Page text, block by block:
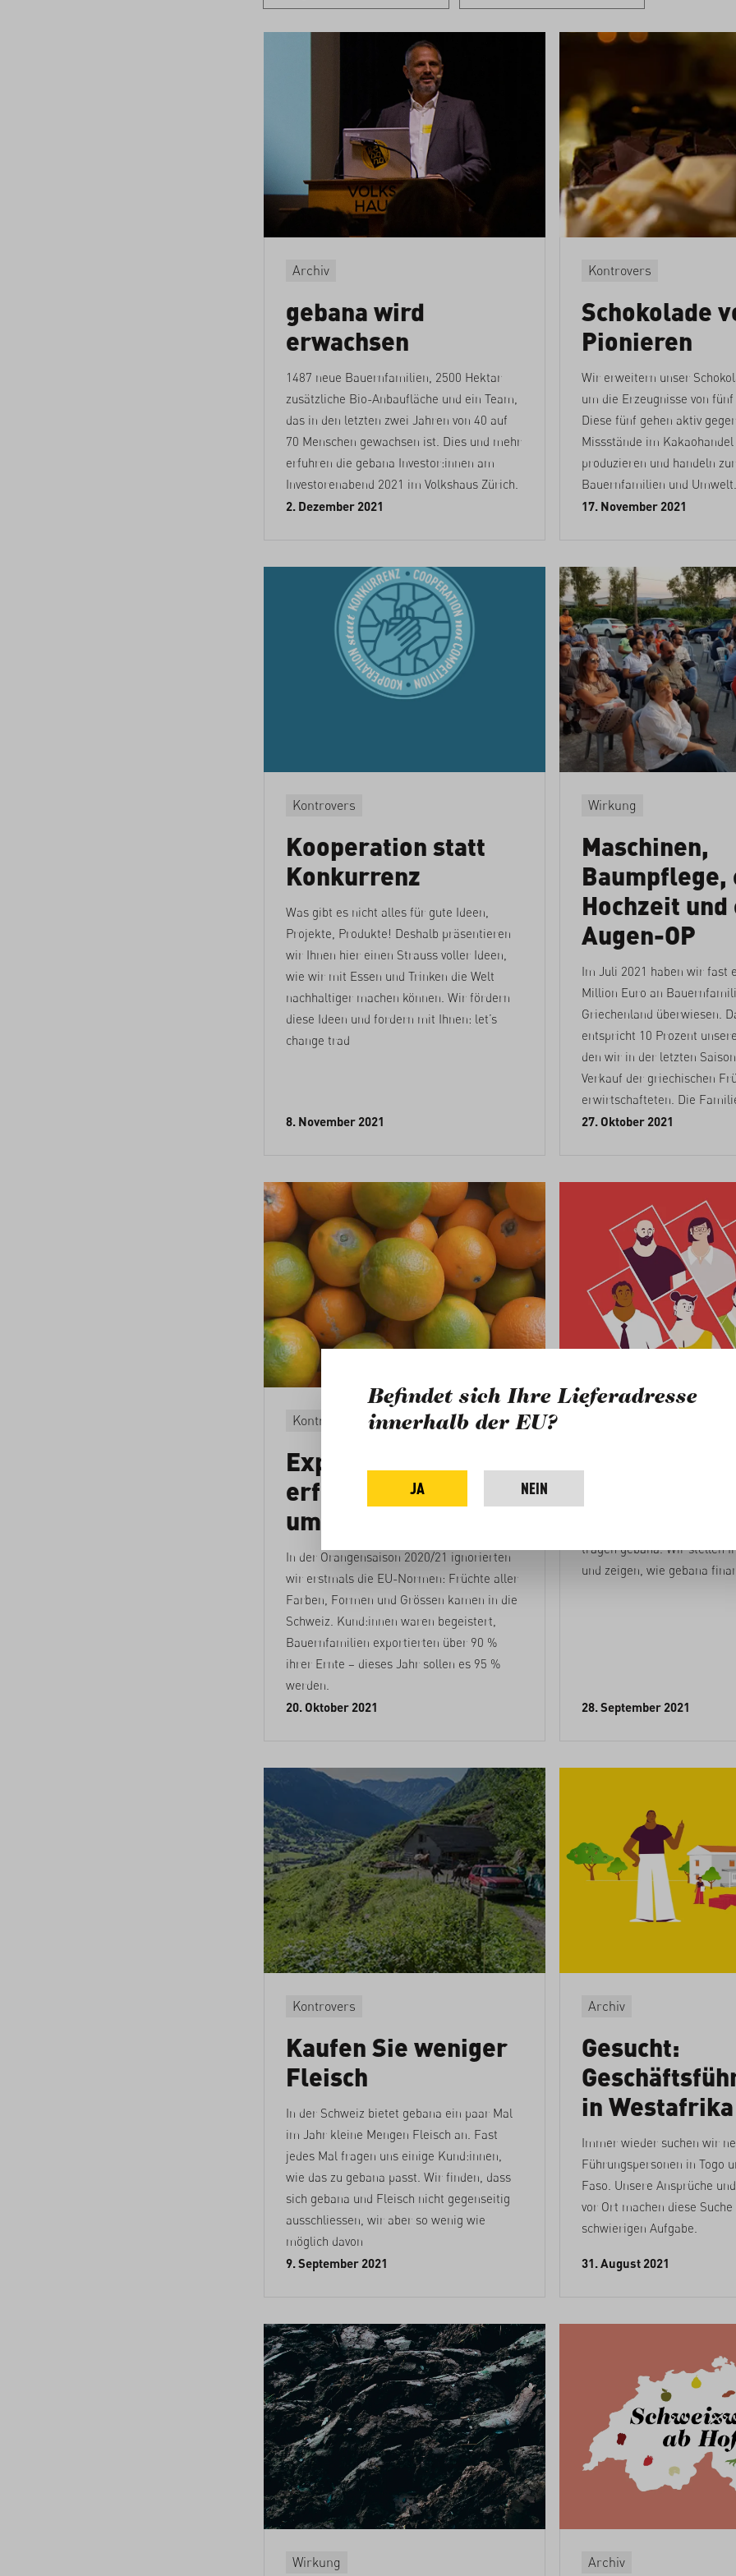
Archiv
gebana wird
erwachsen
1487 neue Bauernfamilien, 2500 Hektar
zusätzliche Bio-Anbaufläche und ein Team,
das in den letzten zwei Jahren von 40 auf
70 Menschen gewachsen ist. Dies und mehr
erfuhren die gebana Investor:innen am
Investorenabend 2021 im Volkshaus Zürich.
2. Dezember 2021
Kontrovers
Schokolade
Pionieren
Wir erweitern unser
um die Erzeugnisse von
Diese fünf gehen aktiv
Missstände im Kakaohandel
produzieren und handeln
Bauernfamilien und Umwelt.
17. November 2021
Kontrovers
Kooperation statt
Konkurrenz
Was gibt es nicht alles für gute Ideen,
Projekte, Produkte! Deshalb präsentieren
wir Ihnen hier einen Strauss voller Ideen,
wie wir mit Essen und Trinken die Welt
nachhaltiger machen können. Wir fördern
diese Ideen und fordern mit Ihnen: let’s
change trad
8. November 2021
Wirkung
Maschinen,
Baumpflege,
Hochzeit und
Augen-OP
Im Juli 2021 haben wir fast
Million Euro an
Griechenland überwiesen.
entspricht 10 Prozent
den wir in der letzten
Verkauf der griechischen
erwirtschafteten. Die
27. Oktober 2021
Kontrovers
Exportregeln der EU
erfolgreich
umgangen
In der Orangensaison 2020/21 ignorierten
wir erstmals die EU-Normen: Früchte aller
Farben, Formen und Grössen kamen in die
Schweiz. Kund:innen waren begeistert,
Bauernfamilien exportierten über 90 %
ihrer Ernte – dieses Jahr sollen es 95 %
werden.
20. Oktober 2021
tragen gebana. Wir stellen
und zeigen, wie gebana
28. September 2021
Kontrovers
Kaufen Sie weniger
Fleisch
In der Schweiz bietet gebana ein paar Mal
im Jahr kleine Mengen Fleisch an. Fast
jedes Mal fragen uns einige Kund:innen,
wie das zu gebana passt. Wir finden, dass
sich gebana und Fleisch nicht gegenseitig
ausschliessen, wir aber so wenig wie
möglich davon
9. September 2021
Archiv
Gesucht:
in Westafrika
Immer wieder suchen wir
Führungspersonen in Togo
Faso. Unsere Ansprüche
vor Ort machen diese
schwierigen Aufgabe.
31. August 2021
Wirkung Archiv
Befindet sich Ihre Lieferadresse
innerhalb der EU?
JA NEIN